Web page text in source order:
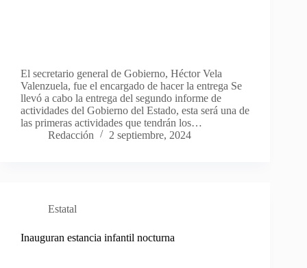
El secretario general de Gobierno, Héctor Vela
Valenzuela, fue el encargado de hacer la entrega Se
llevó a cabo la entrega del segundo informe de
actividades del Gobierno del Estado, esta será una de
las primeras actividades que tendrán los…
Redacción
2 septiembre, 2024
Estatal
Inauguran estancia infantil nocturna